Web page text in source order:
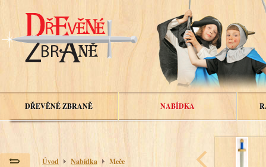
DŘEVĚNÉ ZBRANĚ NABÍDKA
Úvod Nabídka Meče